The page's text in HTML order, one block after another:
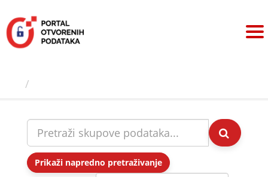
sadržaj
Prikaži napredno pretraživanje